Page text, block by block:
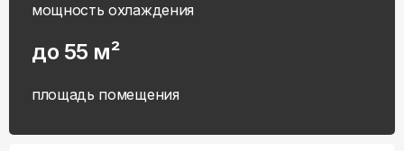
мощность охлаждения
до 55 м²
площадь помещения